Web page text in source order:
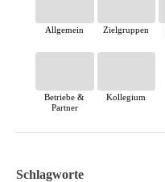
Allgemein Zielgruppen
Betriebe &
Partner
Kollegium
Schlagworte